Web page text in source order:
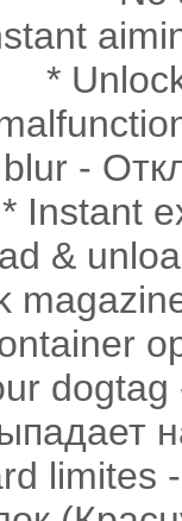
*
-
* Instant
&
limites